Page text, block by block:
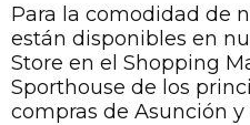
Para la comodidad de
están disponibles en
Store en el Shopping
Sporthouse de los
compras de Asunción y